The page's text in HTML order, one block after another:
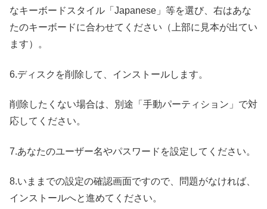
なキーボードスタイル「Japanese」等を選び、右はあな
たのキーボードに合わせてください（上部に見本が出てい
ます）。
6.ディスクを削除して、インストールします。
削除したくない場合は、別途「手動パーティション」で対
応してください。
7.あなたのユーザー名やパスワードを設定してください。
8.いままでの設定の確認画面ですので、問題がなければ、
インストールへと進めてください。